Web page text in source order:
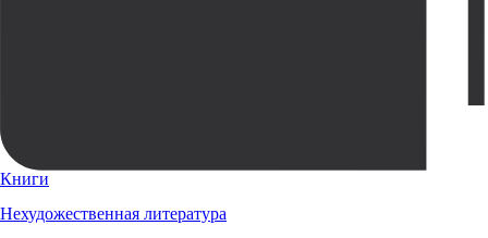
Книги
Нехудожественная литература